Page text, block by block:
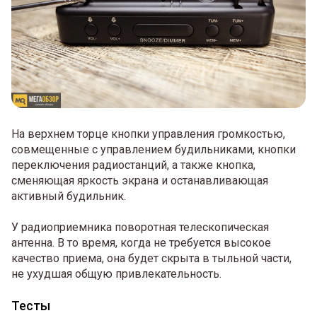
На верхнем торце кнопки управления громкостью,
совмещенные с управлением будильниками, кнопки
переключения радиостанций, а также кнопка,
сменяющая яркость экрана и останавливающая
активный будильник.
У радиоприемника поворотная телескопическая
антенна. В то время, когда не требуется высокое
качество приема, она будет скрыта в тыльной части,
не ухудшая общую привлекательность.
Тесты